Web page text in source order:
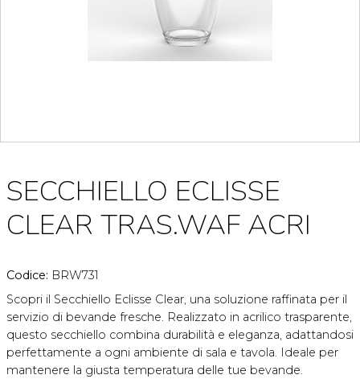
SECCHIELLO ECLISSE
CLEAR TRAS.WAF ACRI
Codice: BRW731
Scopri il Secchiello Eclisse Clear, una soluzione raffinata per il
servizio di bevande fresche. Realizzato in acrilico trasparente,
questo secchiello combina durabilità e eleganza, adattandosi
perfettamente a ogni ambiente di sala e tavola. Ideale per
mantenere la giusta temperatura delle tue bevande.